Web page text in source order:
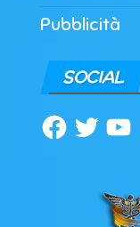
Pubblicità
SOCIAL
Facebook
Twitter